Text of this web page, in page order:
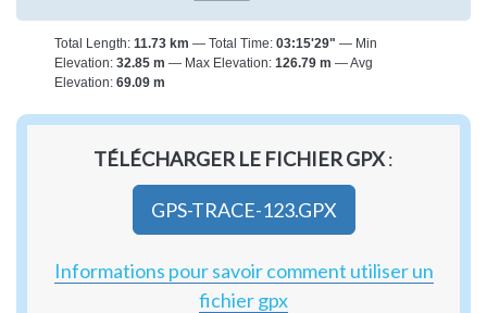
Total Length: 11.73 km Total Time: 03:15'29"
Min
Elevation: 32.85 m Max Elevation: 126.79 m
Avg
Elevation: 69.09 m
TÉLÉCHARGER LE FICHIER GPX:
GPS-TRACE-123.GPX
Informations pour savoir comment utiliser un
fichier gpx